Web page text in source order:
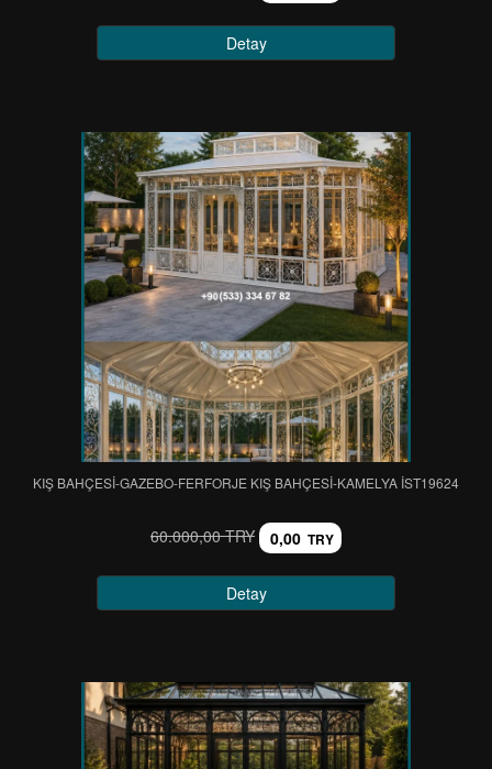
Detay
KIŞ BAHÇESİ-GAZEBO-FERFORJE KIŞ BAHÇESİ-KAMELYA IST19624
60.000,00 TRY 0,00 TRY
Detay